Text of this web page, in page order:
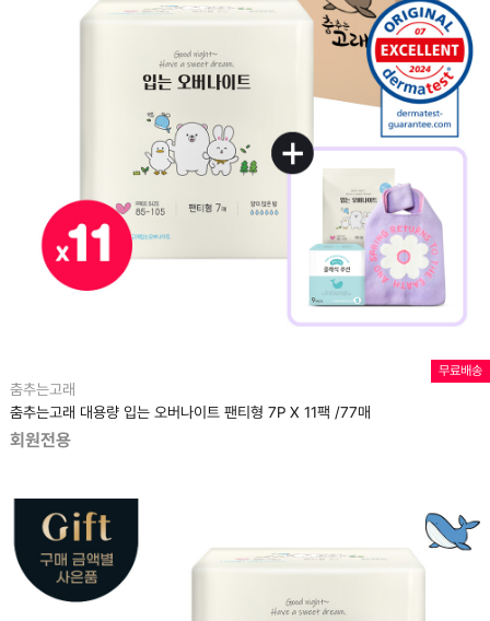
무료배송
춤추는고래
춤추는고래 대용량 입는 오버나이트 팬티형 7P X 11팩 /77매
회원전용